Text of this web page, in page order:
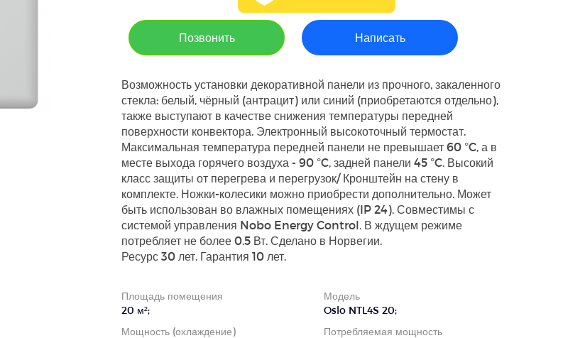
Позвонить Написать
Возможность установки декоративной панели из прочного, закаленного
стекла: белый, чёрный (антрацит) или синий (приобретаются отдельно),
также выступают в качестве снижения температуры передней
поверхности конвектора. Электронный высокоточный термостат.
Максимальная температура передней панели не превышает 60 °C, а в
месте выхода горячего воздуха - 90 °C, задней панели 45 °C. Высокий
класс защиты от перегрева и перегрузок/ Кронштейн на стену в
комплекте. Ножки-колесики можно приобрести дополнительно. Может
быть использован во влажных помещениях (IP 24). Совместимы с
системой управления Nobo Energy Control. В ждущем режиме
потребляет не более 0.5 Вт. Сделано в Норвегии.
Ресурс 30 лет. Гарантия 10 лет.
Площадь помещения
20 м²;
Модель
Oslo NTL4S 20;
Мощность (охлаждение)
Потребляемая мощность